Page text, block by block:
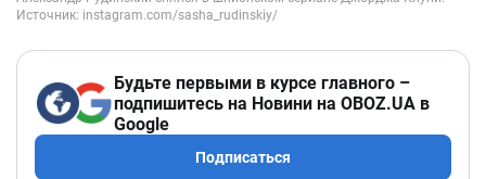
Будьте первыми в курсе главного –
подпишитесь на Новини на OBOZ.UA в
Google
Подписаться